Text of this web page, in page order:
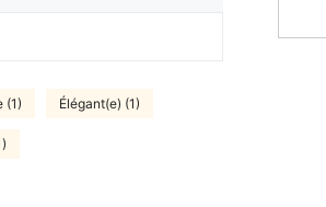
(1) Élégant(e) (1)